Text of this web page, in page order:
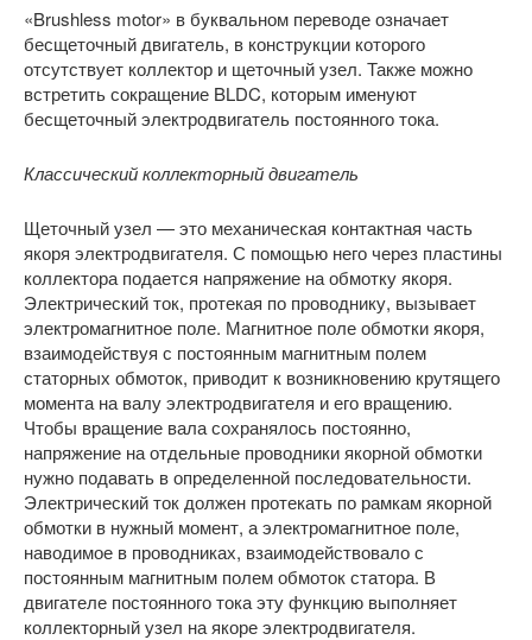
«Brushless motor» в буквальном переводе означает
бесщеточный двигатель, в конструкции которого
отсутствует коллектор и щеточный узел. Также можно
встретить сокращение BLDC, которым именуют
бесщеточный электродвигатель постоянного тока.
Классический коллекторный двигатель
Щеточный узел — это механическая контактная часть
якоря электродвигателя. С помощью него через пластины
коллектора подается напряжение на обмотку якоря.
Электрический ток, протекая по проводнику, вызывает
электромагнитное поле. Магнитное поле обмотки якоря,
взаимодействуя с постоянным магнитным полем
статорных обмоток, приводит к возникновению крутящего
момента на валу электродвигателя и его вращению.
Чтобы вращение вала сохранялось постоянно,
напряжение на отдельные проводники якорной обмотки
нужно подавать в определенной последовательности.
Электрический ток должен протекать по рамкам якорной
обмотки в нужный момент, а электромагнитное поле,
наводимое в проводниках, взаимодействовало с
постоянным магнитным полем обмоток статора. В
двигателе постоянного тока эту функцию выполняет
коллекторный узел на якоре электродвигателя.